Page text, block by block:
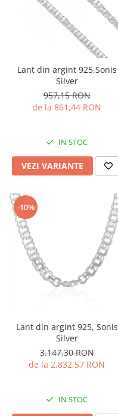
Lant din argint 925,Sonis
Silver
957,15 RON
de la 861,44 RON
IN STOC
VEZI VARIANTE
-10%
Lant din argint 925, Sonis
Silver
3.147,30 RON
de la 2.832,57 RON
IN STOC